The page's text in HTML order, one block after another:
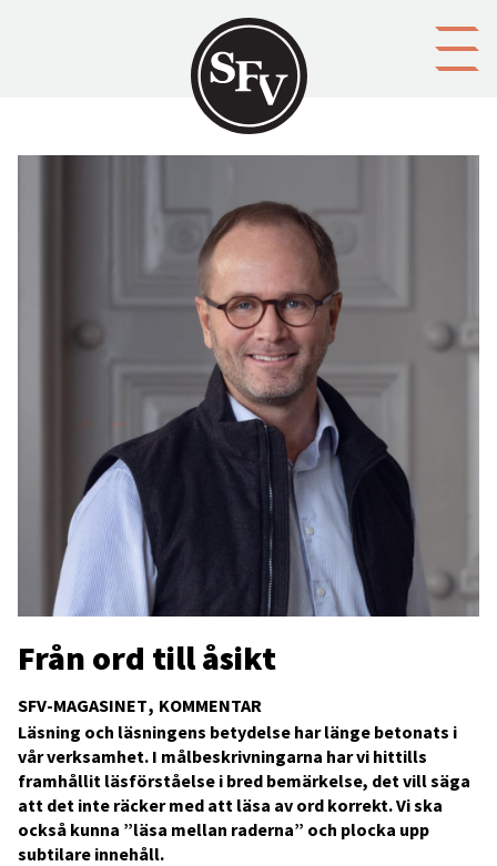
SFV-MAGASINET KOMMENTAR
Från ord till åsikt
Läsning och läsningens betydelse har länge betonats i
vår verksamhet. I målbeskrivningarna har vi hittills
framhållit läsförståelse i bred bemärkelse, det vill säga
att det inte räcker med att läsa av ord korrekt. Vi ska
också kunna ”läsa mellan raderna” och plocka upp
subtilare innehåll.